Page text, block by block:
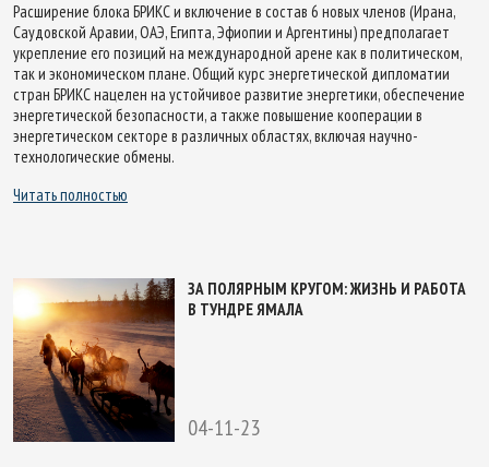
Расширение блока БРИКС и включение в состав 6 новых членов (Ирана,
Саудовской Аравии, ОАЭ, Египта, Эфиопии и Аргентины) предполагает
укрепление его позиций на международной арене как в политическом,
так и экономическом плане. Общий курс энергетической дипломатии
стран БРИКС нацелен на устойчивое развитие энергетики, обеспечение
энергетической безопасности, а также повышение кооперации в
энергетическом секторе в различных областях, включая научно-
технологические обмены.
Читать полностью
ЗА ПОЛЯРНЫМ КРУГОМ: ЖИЗНЬ И РАБОТА
В ТУНДРЕ ЯМАЛА
04-11-23